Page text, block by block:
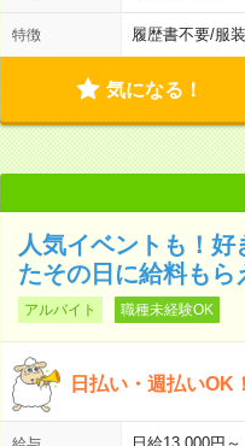
特徴 履歴書不要/服
気になる！
人気イベントも！
たその日に給料もら
アルバイト 職種未経験OK
日払い・週払いOK